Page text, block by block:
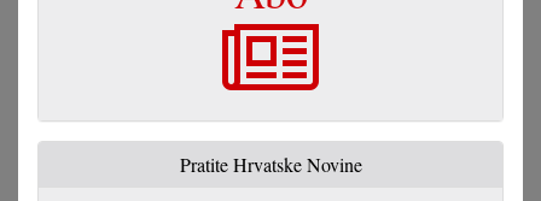
Pratite Hrvatske Novine